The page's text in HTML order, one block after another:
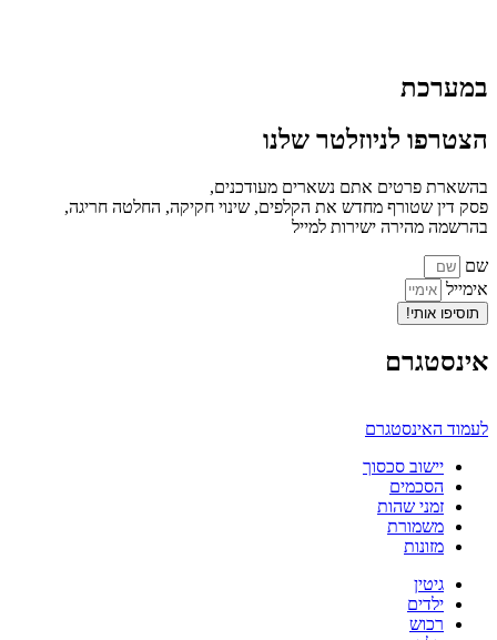
במערכת
הצטרפו לניוזלטר שלנו
בהשארת פרטים אתם נשארים מעודכנים,
פסק דין שטורף מחדש את הקלפים, שינוי חקיקה, החלטה חריגה,
בהרשמה מהירה ישירות למייל
שם
אימייל
תוסיפו אותי!
אינסטגרם
לעמוד האינסטגרם
יישוב סכסוך
הסכמים
זמני שהות
משמורת
מזונות
גיטין
ילדים
רכוש